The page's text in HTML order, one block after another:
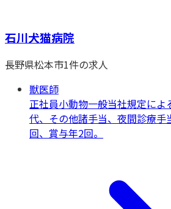
石川犬猫病院
長野県松本市1件の求人
獣医師
正社員小動物一般当社規定によ
代、その他諸手当、夜間診療手
回、賞与年2回。